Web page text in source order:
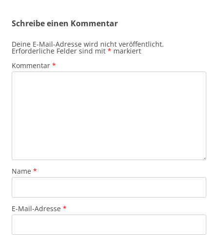
Schreibe einen Kommentar
Deine E-Mail-Adresse wird nicht veröffentlicht.
Erforderliche Felder sind mit * markiert
Kommentar *
Name *
E-Mail-Adresse *